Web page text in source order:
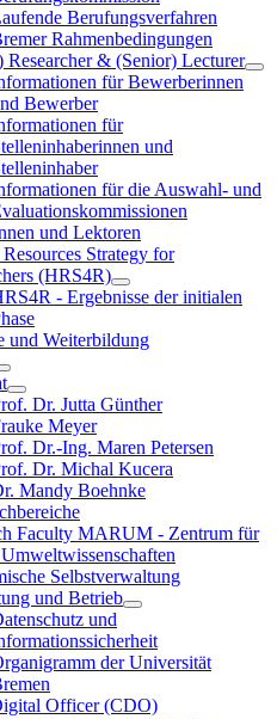
Berufungsverfahren
Rahmenbedingungen
Researcher & (Senior) Lecturer
für Bewerberinnen
Bewerber
für
und
für die Auswahl- und
und Lektoren
Strategy for
(HRS4R)
- Ergebnisse der initialen
und Weiterbildung
Dr. Jutta Günther
Meyer
Dr.-Ing. Maren Petersen
Dr. Michal Kucera
Mandy Boehnke
Faculty MARUM - Zentrum für
Selbstverwaltung
und Betrieb
und
der Universität
Officer (CDO)